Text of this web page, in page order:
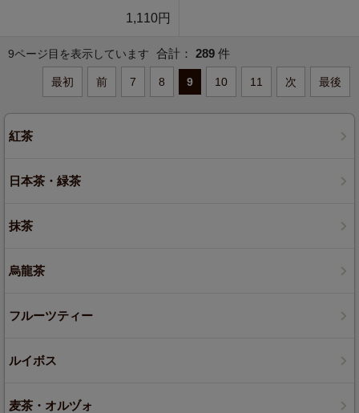
1,110円
9ページ目を表示しています 合計： 289 件
最初 前 7 8 9 10 11 次 最後
紅茶
日本茶・緑茶
抹茶
烏龍茶
フルーツティー
ルイボス
麦茶・オルヅォ